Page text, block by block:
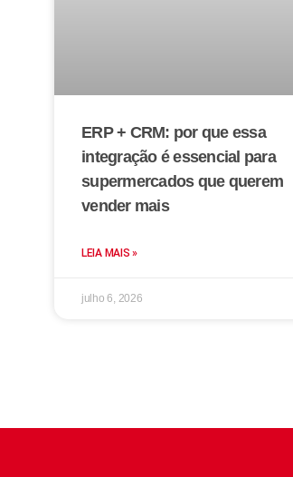
ERP + CRM: por que essa
integração é essencial para
supermercados que querem
vender mais
LEIA MAIS »
julho 6, 2026